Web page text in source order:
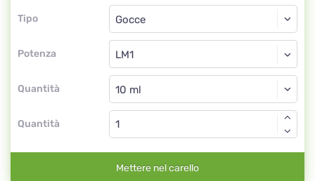
Tipo
Tipo
Potenza
Gocce
LM1
Quantità
Gocce
Quantità
Mettere nel carello